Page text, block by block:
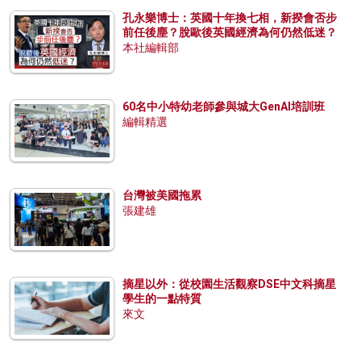
孔永樂博士：英國十年換七相，新揆會否步
前任後塵？脫歐後英國經濟為何仍然低迷？
本社編輯部
60名中小特幼老師參與城大GenAI培訓班
編輯精選
台灣被美國拖累
張建雄
摘星以外：從校園生活觀察DSE中文科摘星
學生的一點特質
來文